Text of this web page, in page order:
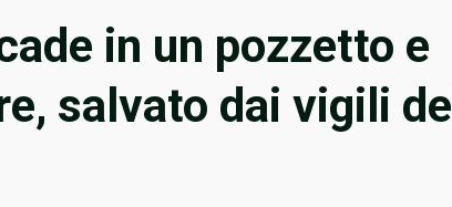
in un pozzetto e
salvato dai vigili del